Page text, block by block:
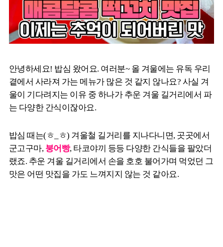
안녕하세요! 밥심 왔어요. 여러분~ 올 겨울에는 유독 우리
곁에서 사라져 가는 메뉴가 많은 것 같지 않나요? 사실 겨
울이 기다려지는 이유 중 하나가 추운 겨울 길거리에서 파
는 다양한 간식이잖아요.
밥심 때는(ㅎ_ㅎ) 겨울철 길거리를 지나다니면, 곳곳에서
군고구마, 붕어빵, 타코야끼 등등 다양한 간식들을 팔았더
랬죠. 추운 겨울 길거리에서 손을 호호 불어가며 먹었던 그
맛은 어떤 맛집을 가도 느껴지지 않는 것 같아요.